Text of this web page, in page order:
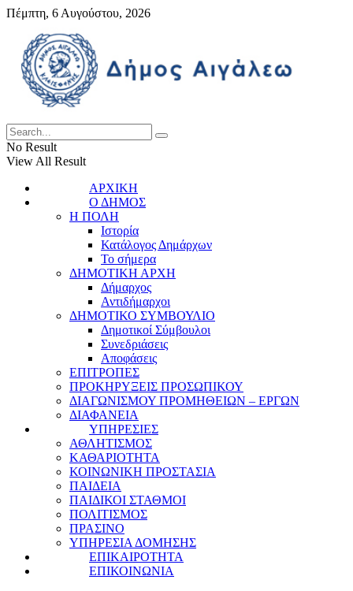
Πέμπτη, 6 Αυγούστου, 2026
No Result
View All Result
ΑΡΧΙΚΗ
Ο ΔΗΜΟΣ
Η ΠΟΛΗ
Ιστορία
Κατάλογος Δημάρχων
Το σήμερα
ΔΗΜΟΤΙΚΗ ΑΡΧΗ
Δήμαρχος
Αντιδήμαρχοι
ΔΗΜΟΤΙΚΟ ΣΥΜΒΟΥΛΙΟ
Δημοτικοί Σύμβουλοι
Συνεδριάσεις
Αποφάσεις
ΕΠΙΤΡΟΠΕΣ
ΠΡΟΚΗΡΥΞΕΙΣ ΠΡΟΣΩΠΙΚΟΥ
ΔΙΑΓΩΝΙΣΜΟΥ ΠΡΟΜΗΘΕΙΩΝ – ΕΡΓΩΝ
ΔΙΑΦΑΝΕΙΑ
ΥΠΗΡΕΣΙΕΣ
ΑΘΛΗΤΙΣΜΟΣ
ΚΑΘΑΡΙΟΤΗΤΑ
ΚΟΙΝΩΝΙΚΗ ΠΡΟΣΤΑΣΙΑ
ΠΑΙΔΕΙΑ
ΠΑΙΔΙΚΟΙ ΣΤΑΘΜΟΙ
ΠΟΛΙΤΙΣΜΟΣ
ΠΡΑΣΙΝΟ
ΥΠΗΡΕΣΙΑ ΔΟΜΗΣΗΣ
ΕΠΙΚΑΙΡΟΤΗΤΑ
ΕΠΙΚΟΙΝΩΝΙΑ